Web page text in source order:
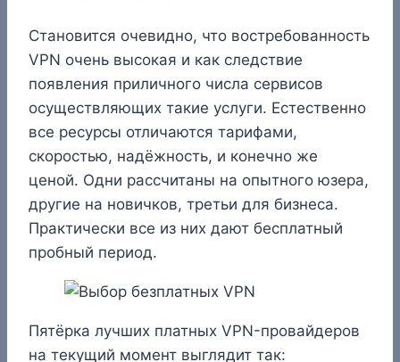
Становится очевидно, что востребованность
VPN очень высокая и как следствие
появления приличного числа сервисов
осуществляющих такие услуги. Естественно
все ресурсы отличаются тарифами,
скоростью, надёжность, и конечно же
ценой. Одни рассчитаны на опытного юзера,
другие на новичков, третьи для бизнеса.
Практически все из них дают бесплатный
пробный период.
Пятёрка лучших платных VPN-провайдеров
на текущий момент выглядит так: